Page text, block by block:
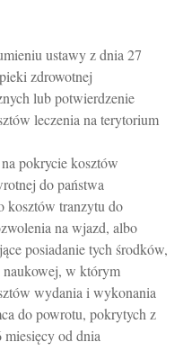
ustawy z dnia 27
zdrowotnej
lub potwierdzenie
leczenia na terytorium
pokrycie kosztów
do państwa
kosztów tranzytu do
na wjazd, albo
posiadanie tych środków,
naukowej, w którym
wydania i wykonania
do powrotu, pokrytych z
miesięcy od dnia